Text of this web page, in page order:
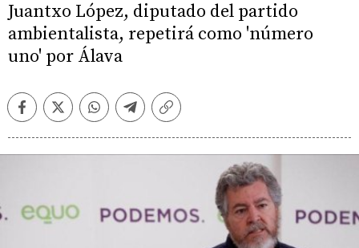
Juantxo López, diputado del partido
ambientalista, repetirá como 'número
uno' por Álava
FacebookTwitterWhatsappTelegramCopiar